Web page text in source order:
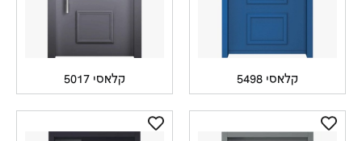
קלאסי 5498 קלאסי 5017